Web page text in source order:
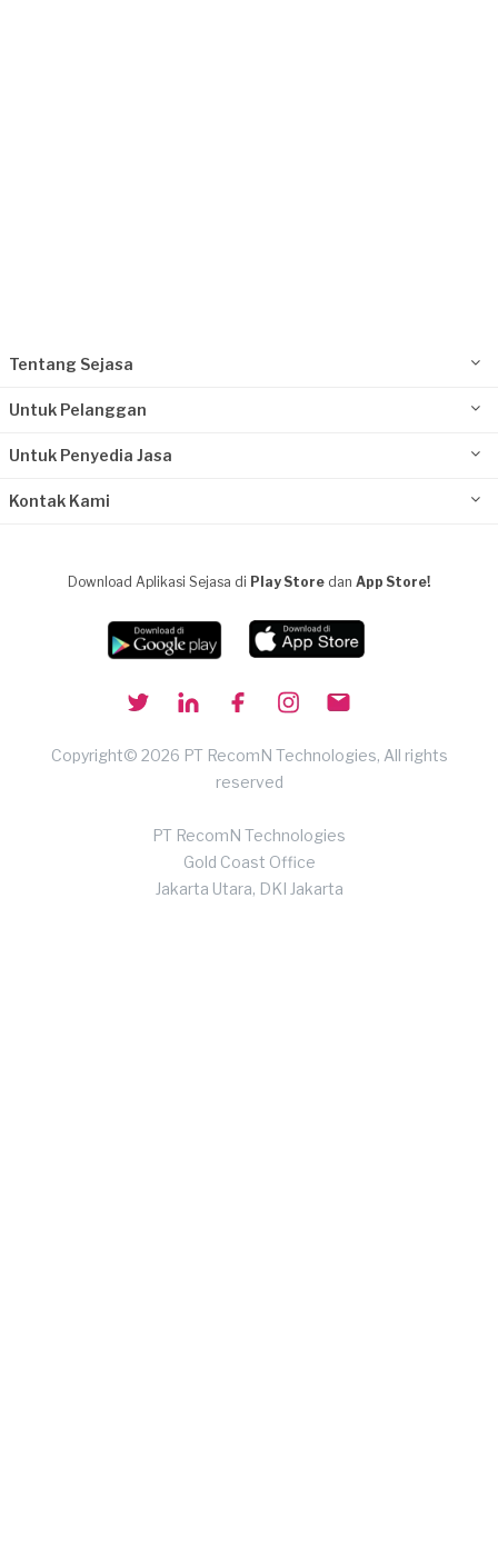
Tentang Sejasa
Untuk Pelanggan
Untuk Penyedia Jasa
Kontak Kami
Download Aplikasi Sejasa di Play Store dan App Store!
Copyright© 2026 PT RecomN Technologies, All rights
reserved
PT RecomN Technologies
Gold Coast Office
Jakarta Utara, DKI Jakarta